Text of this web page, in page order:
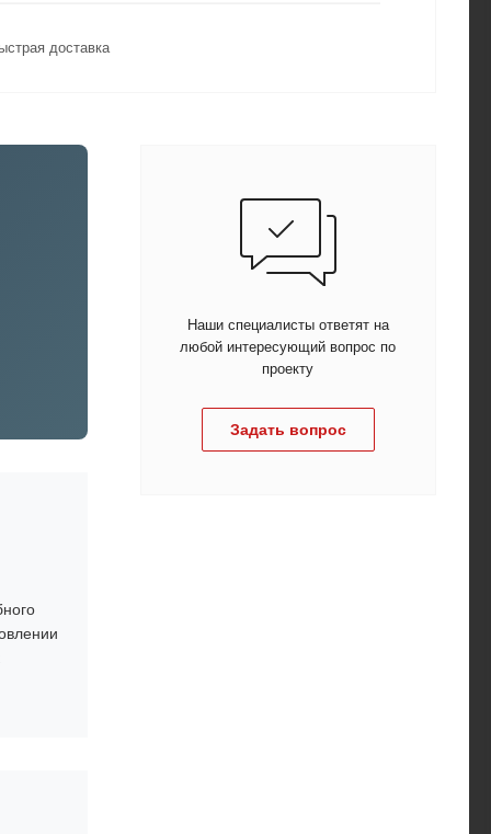
доставка
Наши специалисты ответят на
любой интересующий вопрос по
проекту
Задать вопрос